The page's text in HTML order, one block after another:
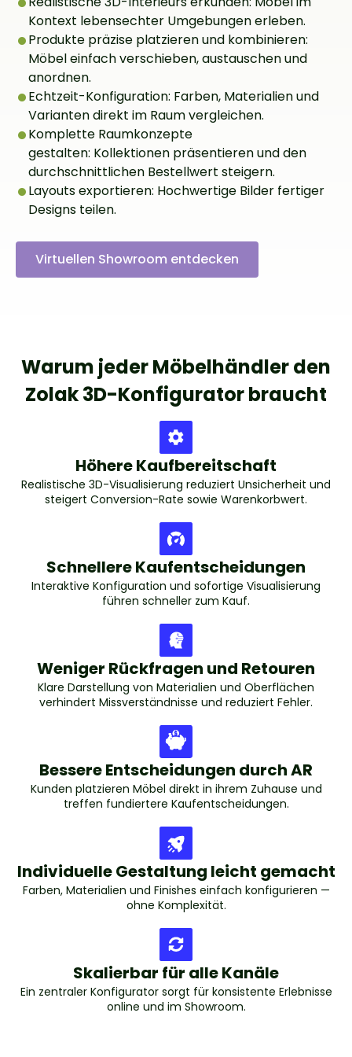
Kontext lebensechter Umgebungen erleben.
Produkte präzise platzieren und kombinieren:
Möbel einfach verschieben, austauschen und
anordnen.
Echtzeit-Konfiguration: Farben, Materialien und
Varianten direkt im Raum vergleichen.
Komplette Raumkonzepte
gestalten: Kollektionen präsentieren und den
durchschnittlichen Bestellwert steigern.
Layouts exportieren: Hochwertige Bilder fertiger
Designs teilen.
Virtuellen Showroom entdecken
Warum jeder Möbelhändler den
Zolak 3D-Konfigurator braucht
Höhere Kaufbereitschaft
Realistische 3D-Visualisierung reduziert Unsicherheit und
steigert Conversion-Rate sowie Warenkorbwert.
Schnellere Kaufentscheidungen
Interaktive Konfiguration und sofortige Visualisierung
führen schneller zum Kauf.
Weniger Rückfragen und Retouren
Klare Darstellung von Materialien und Oberflächen
verhindert Missverständnisse und reduziert Fehler.
Bessere Entscheidungen durch AR
Kunden platzieren Möbel direkt in ihrem Zuhause und
treffen fundiertere Kaufentscheidungen.
Individuelle Gestaltung leicht gemacht
Farben, Materialien und Finishes einfach konfigurieren —
ohne Komplexität.
Skalierbar für alle Kanäle
Ein zentraler Konfigurator sorgt für konsistente Erlebnisse
online und im Showroom.